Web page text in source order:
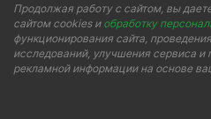
Продолжая работу с сайтом, вы
сайтом cookies и обработку
функционирования сайта,
исследований, улучшения сервиса и
рекламной информации на основе